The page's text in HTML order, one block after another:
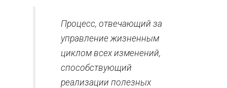
Процесс, отвечающий за
управление жизненным
циклом всех изменений,
способствующий
реализации полезных